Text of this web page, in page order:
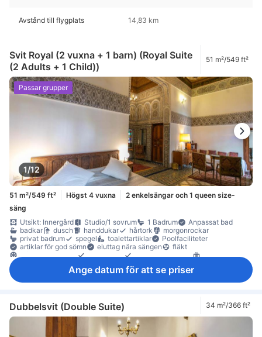
Avstånd till flygplats 14,83 km
Svit Royal (2 vuxna + 1 barn) (Royal Suite
(2 Adults + 1 Child))
51 m²/549 ft²
1/12
Passar grupper
51 m²/549 ft² Högst 4 vuxna
2 enkelsängar och 1 queen size-
säng
Utsikt: Innergård
Studio/1 sovrum 1 Badrum
Anpassat bad
badkar
dusch handdukar hårtork
morgonrockar
privat badrum
spegel toalettartiklar
Poolfaciliteter
artiklar för god sömn
eluttag nära sängen
fläkt
luftkonditionering
sängkläder väckningsservice
värme
skrivbord soffa garderob
klädhängare
Ange datum för att se priser
Dubbelsvit (Double Suite) 34 m²/366 ft²